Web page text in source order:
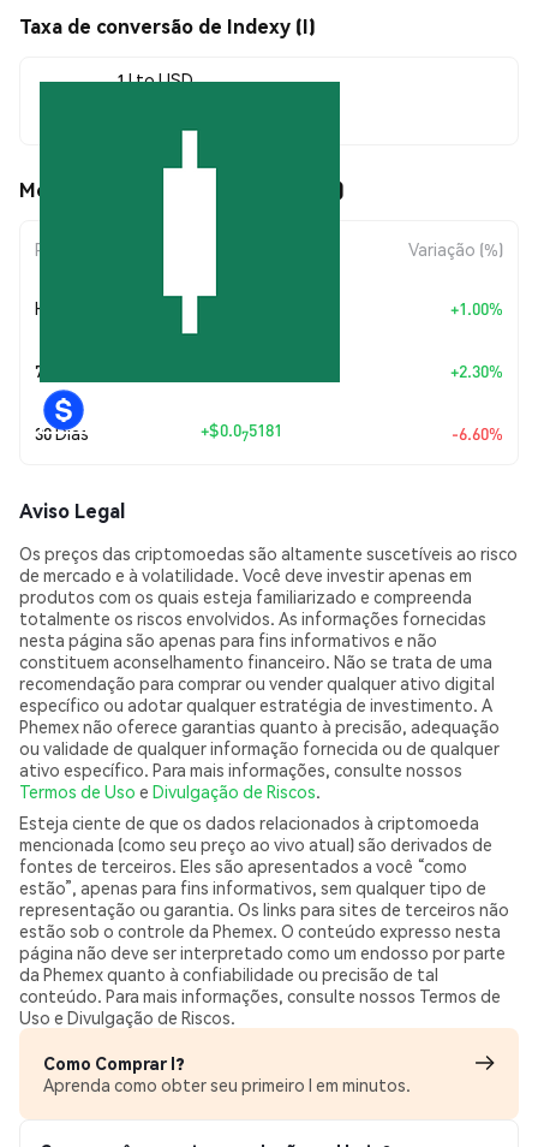
Taxa de conversão de Indexy (I)
1 I to USD
Movimentos de preço de Indexy (I)
Período Variação (%)
Hoje +$0.0 +1.00%
7 Dias +2.30%
30 Dias +$0.075181 -6.60%
Aviso Legal
Os preços das criptomoedas são altamente suscetíveis ao risco
de mercado e à volatilidade. Você deve investir apenas em
produtos com os quais esteja familiarizado e compreenda
totalmente os riscos envolvidos. As informações fornecidas
nesta página são apenas para fins informativos e não
constituem aconselhamento financeiro. Não se trata de uma
recomendação para comprar ou vender qualquer ativo digital
específico ou adotar qualquer estratégia de investimento. A
Phemex não oferece garantias quanto à precisão, adequação
ou validade de qualquer informação fornecida ou de qualquer
ativo específico. Para mais informações, consulte nossos
Termos de Uso e Divulgação de Riscos.
Esteja ciente de que os dados relacionados à criptomoeda
mencionada (como seu preço ao vivo atual) são derivados de
fontes de terceiros. Eles são apresentados a você “como
estão”, apenas para fins informativos, sem qualquer tipo de
representação ou garantia. Os links para sites de terceiros não
estão sob o controle da Phemex. O conteúdo expresso nesta
página não deve ser interpretado como um endosso por parte
da Phemex quanto à confiabilidade ou precisão de tal
conteúdo. Para mais informações, consulte nossos Termos de
Uso e Divulgação de Riscos.
Como Comprar I?
Aprenda como obter seu primeiro I em minutos.